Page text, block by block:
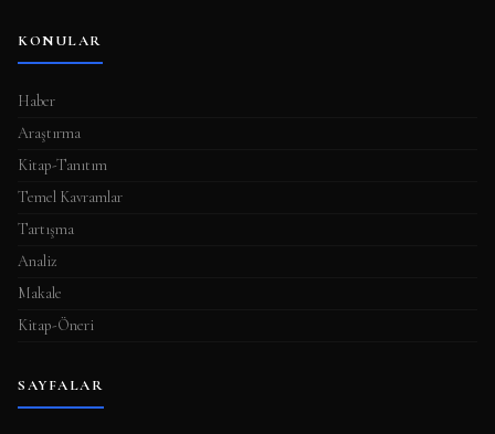
KONULAR
Haber
Araştırma
Kitap-Tanıtım
Temel Kavramlar
Tartışma
Analiz
Makale
Kitap-Öneri
SAYFALAR